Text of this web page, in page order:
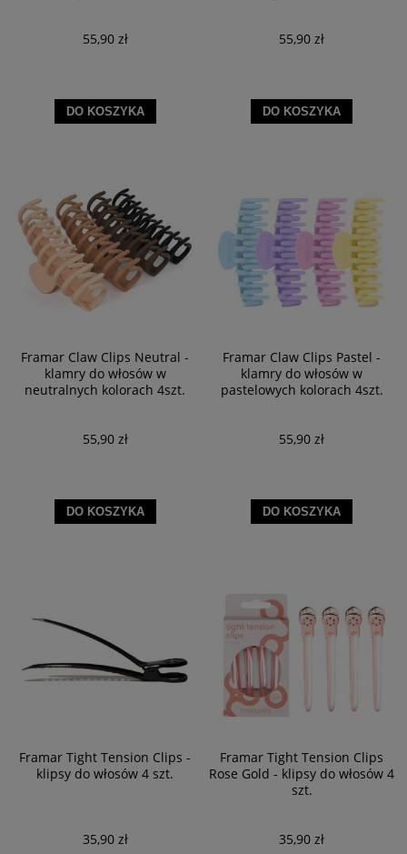
55,90 zł
DO KOSZYKA
55,90 zł
DO KOSZYKA
Framar Claw Clips Neutral -
klamry do włosów w
neutralnych kolorach 4szt.
55,90 zł
DO KOSZYKA
Framar Claw Clips Pastel -
klamry do włosów w
pastelowych kolorach 4szt.
55,90 zł
DO KOSZYKA
Framar Tight Tension Clips -
klipsy do włosów 4 szt.
35,90 zł
Framar Tight Tension Clips
Rose Gold - klipsy do włosów 4
szt.
35,90 zł